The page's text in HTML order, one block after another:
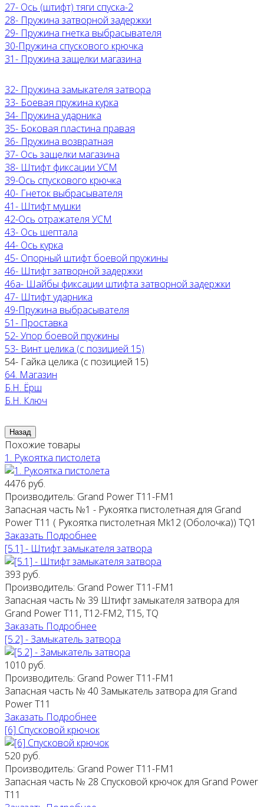
27- Ось (штифт) тяги спуска-2
28- Пружина затворной задержки
29- Пружина гнетка выбрасывателя
30-Пружина спускового крючка
31- Пружина защелки магазина
32- Пружина замыкателя затвора
33- Боевая пружина курка
34- Пружина ударника
35- Боковая пластина правая
36- Пружина возвратная
37- Ось защелки магазина
38- Штифт фиксации УСМ
39-Ось спускового крючка
40- Гнеток выбрасывателя
41- Штифт мушки
42-Ось отражателя УСМ
43- Ось шептала
44- Ось курка
45- Опорный штифт боевой пружины
46- Штифт затворной задержки
46а- Шайбы фиксации штифта затворной задержки
47- Штифт ударника
49-Пружина выбрасывателя
51- Проставка
52- Упор боевой пружины
53- Винт целика (с позицией 15)
54- Гайка целика (с позицией 15)
64. Магазин
Б.Н. Ёрш
Б.Н. Ключ
Похожие товары
1. Рукоятка пистолета
4476 руб.
Производитель: Grand Power T11-FM1
Запасная часть №1 - Рукоятка пистолетная для Grand
Power T11 ( Рукоятка пистолетная Mk12 (Оболочка)) ТQ1
Заказать Подробнее
[5.1] - Штифт замыкателя затвора
393 руб.
Производитель: Grand Power T11-FM1
Запасная часть № 39 Штифт замыкателя затвора для
Grand Power T11, Т12-FM2, Т15, TQ
Заказать Подробнее
[5.2] - Замыкатель затвора
1010 руб.
Производитель: Grand Power T11-FM1
Запасная часть № 40 Замыкатель затвора для Grand
Power T11
Заказать Подробнее
[6] Спусковой крючок
520 руб.
Производитель: Grand Power T11-FM1
Запасная часть № 28 Спусковой крючок для Grand Power
T11